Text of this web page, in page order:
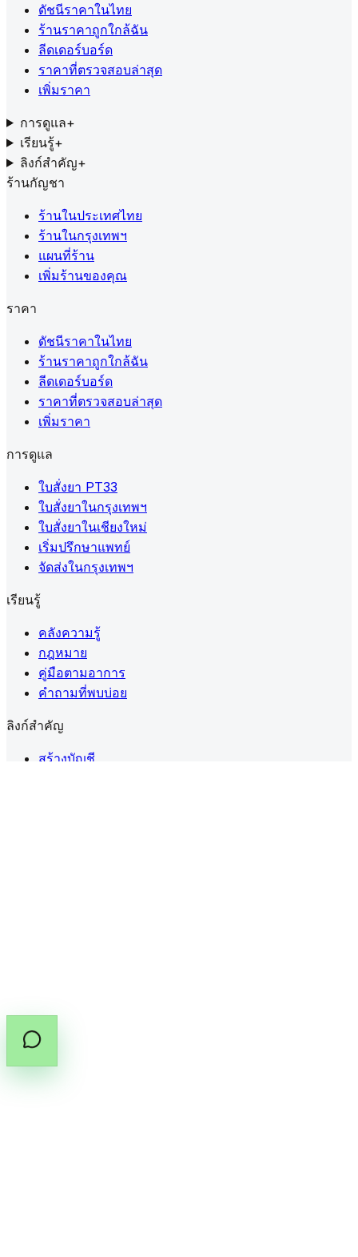
ดัชนีราคาในไทย
ร้านราคาถูกใกล้ฉัน
ลีดเดอร์บอร์ด
ราคาที่ตรวจสอบล่าสุด
เพิ่มราคา
การดูแล+
เรียนรู้+
ลิงก์สำคัญ+
ร้านกัญชา
ร้านในประเทศไทย
ร้านในกรุงเทพฯ
แผนที่ร้าน
เพิ่มร้านของคุณ
ราคา
ดัชนีราคาในไทย
ร้านราคาถูกใกล้ฉัน
ลีดเดอร์บอร์ด
ราคาที่ตรวจสอบล่าสุด
เพิ่มราคา
การดูแล
ใบสั่งยา PT33
ใบสั่งยาในกรุงเทพฯ
ใบสั่งยาในเชียงใหม่
เริ่มปรึกษาแพทย์
จัดส่งในกรุงเทพฯ
เรียนรู้
คลังความรู้
กฎหมาย
คู่มือตามอาการ
คำถามที่พบบ่อย
ลิงก์สำคัญ
สร้างบัญชี